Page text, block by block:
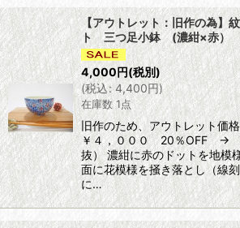
【アウトレット：旧作の為】
ト 三つ足小鉢 (濃紺×赤）
4,000円(税別)
(税込: 4,400円)
在庫数 1点
旧作のため、アウトレット価
￥４，０００ 20％OFF →
抜） 濃紺に赤のドットを地模
面に花模様を掻き落とし（線
に…